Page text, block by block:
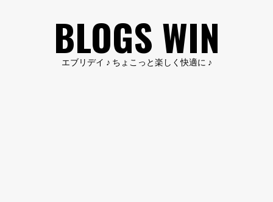
BLOGS WIN
エブリデイ ♪ ちょこっと楽しく快適に ♪